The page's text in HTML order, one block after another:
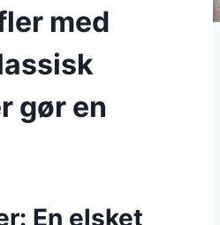
med
gør en
En elsket